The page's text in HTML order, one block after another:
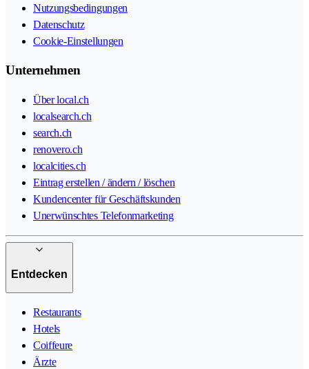
Nutzungsbedingungen
Datenschutz
Cookie-Einstellungen
Unternehmen
Über local.ch
localsearch.ch
search.ch
renovero.ch
localcities.ch
Eintrag erstellen / ändern / löschen
Kundencenter für Geschäftskunden
Unerwünschtes Telefonmarketing
Entdecken
Restaurants
Hotels
Coiffeure
Ärzte